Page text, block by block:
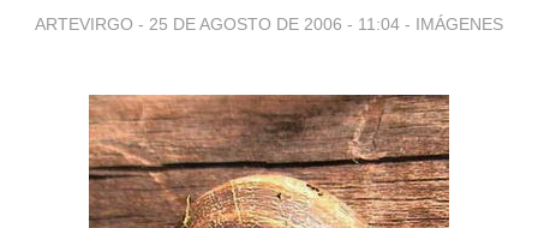
ARTEVIRGO - 25 DE AGOSTO DE 2006 - 11:04 - IMÁGENES